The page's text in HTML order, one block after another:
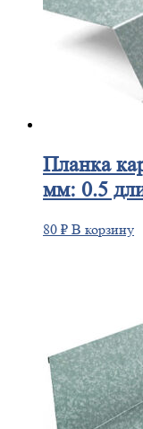
Планка
мм: 0.5
80 ₽ В корзину